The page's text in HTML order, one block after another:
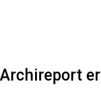
Archireport